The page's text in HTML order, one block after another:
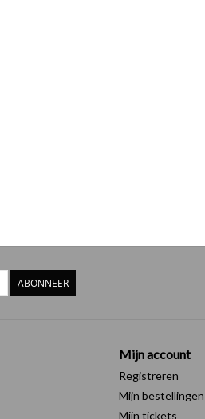
ABONNEER
Mijn account
Registreren
Mijn bestellingen
Mijn tickets